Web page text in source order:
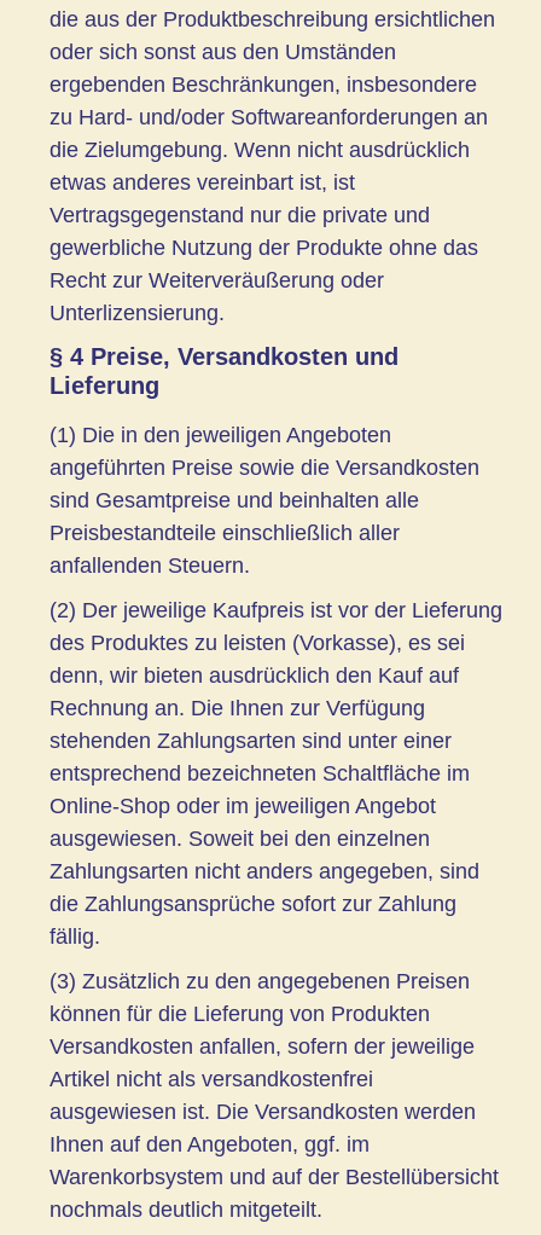
die aus der Produktbeschreibung ersichtlichen
oder sich sonst aus den Umständen
ergebenden Beschränkungen, insbesondere
zu Hard- und/oder Softwareanforderungen an
die Zielumgebung. Wenn nicht ausdrücklich
etwas anderes vereinbart ist, ist
Vertragsgegenstand nur die private und
gewerbliche Nutzung der Produkte ohne das
Recht zur Weiterveräußerung oder
Unterlizensierung.
§ 4 Preise, Versandkosten und
Lieferung
(1) Die in den jeweiligen Angeboten
angeführten Preise sowie die Versandkosten
sind Gesamtpreise und beinhalten alle
Preisbestandteile einschließlich aller
anfallenden Steuern.
(2) Der jeweilige Kaufpreis ist vor der Lieferung
des Produktes zu leisten (Vorkasse), es sei
denn, wir bieten ausdrücklich den Kauf auf
Rechnung an. Die Ihnen zur Verfügung
stehenden Zahlungsarten sind unter einer
entsprechend bezeichneten Schaltfläche im
Online-Shop oder im jeweiligen Angebot
ausgewiesen. Soweit bei den einzelnen
Zahlungsarten nicht anders angegeben, sind
die Zahlungsansprüche sofort zur Zahlung
fällig.
(3) Zusätzlich zu den angegebenen Preisen
können für die Lieferung von Produkten
Versandkosten anfallen, sofern der jeweilige
Artikel nicht als versandkostenfrei
ausgewiesen ist. Die Versandkosten werden
Ihnen auf den Angeboten, ggf. im
Warenkorbsystem und auf der Bestellübersicht
nochmals deutlich mitgeteilt.